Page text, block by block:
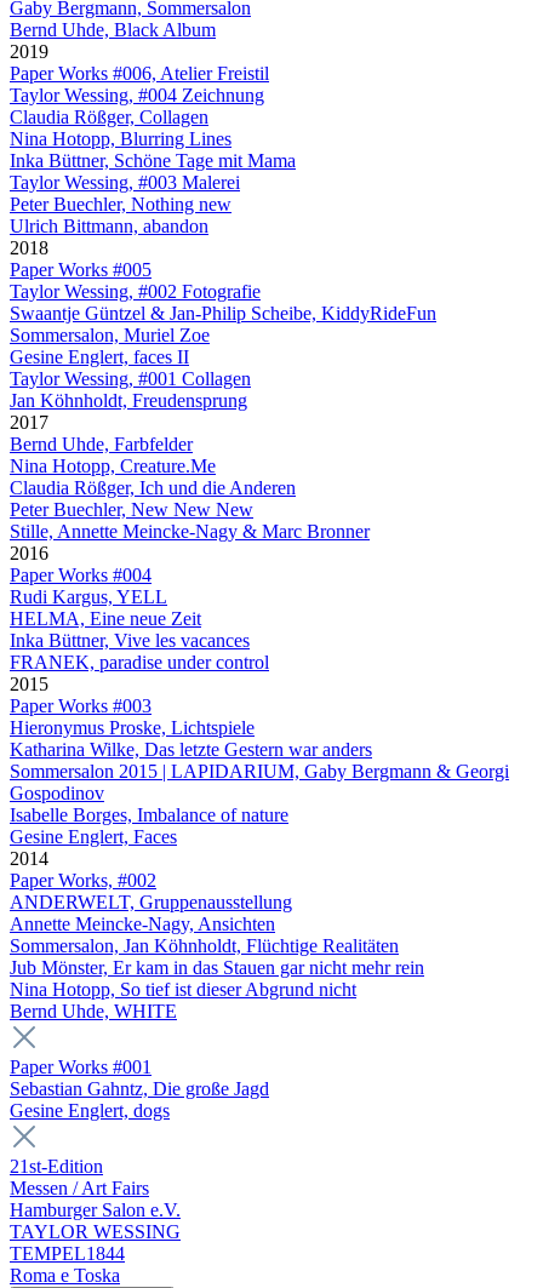
Gaby Bergmann, Sommersalon
Bernd Uhde, Black Album
2019
Paper Works #006, Atelier Freistil
Taylor Wessing, #004 Zeichnung
Claudia Rößger, Collagen
Nina Hotopp, Blurring Lines
Inka Büttner, Schöne Tage mit Mama
Taylor Wessing, #003 Malerei
Peter Buechler, Nothing new
Ulrich Bittmann, abandon
2018
Paper Works #005
Taylor Wessing, #002 Fotografie
Swaantje Güntzel & Jan-Philip Scheibe, KiddyRideFun
Sommersalon, Muriel Zoe
Gesine Englert, faces II
Taylor Wessing, #001 Collagen
Jan Köhnholdt, Freudensprung
2017
Bernd Uhde, Farbfelder
Nina Hotopp, Creature.Me
Claudia Rößger, Ich und die Anderen
Peter Buechler, New New New
Stille, Annette Meincke-Nagy & Marc Bronner
2016
Paper Works #004
Rudi Kargus, YELL
HELMA, Eine neue Zeit
Inka Büttner, Vive les vacances
FRANEK, paradise under control
2015
Paper Works #003
Hieronymus Proske, Lichtspiele
Katharina Wilke, Das letzte Gestern war anders
Sommersalon 2015 | LAPIDARIUM, Gaby Bergmann & Georgi
Gospodinov
Isabelle Borges, Imbalance of nature
Gesine Englert, Faces
2014
Paper Works, #002
ANDERWELT, Gruppenausstellung
Annette Meincke-Nagy, Ansichten
Sommersalon, Jan Köhnholdt, Flüchtige Realitäten
Jub Mönster, Er kam in das Stauen gar nicht mehr rein
Nina Hotopp, So tief ist dieser Abgrund nicht
Bernd Uhde, WHITE
Paper Works #001
Sebastian Gahntz, Die große Jagd
Gesine Englert, dogs
21st-Edition
Messen / Art Fairs
Hamburger Salon e.V.
TAYLOR WESSING
TEMPEL1844
Roma e Toska